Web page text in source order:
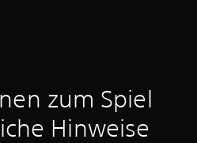
B
zum Spiel
Hinweise